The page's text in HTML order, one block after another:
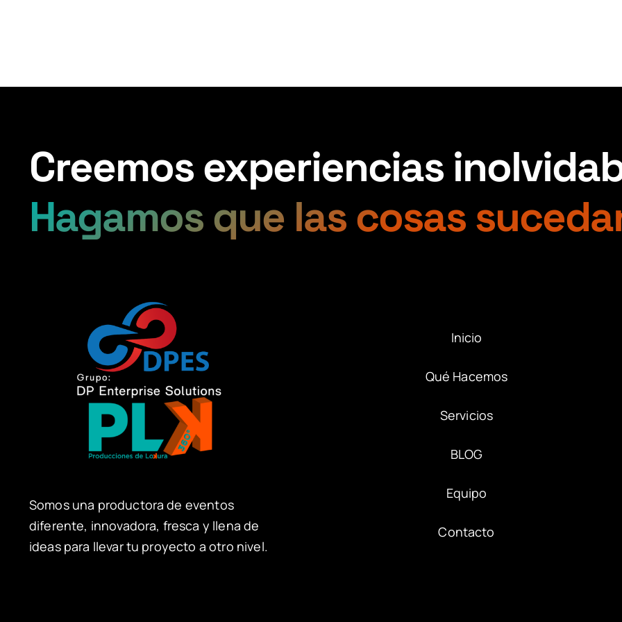
Creemos experiencias
Hagamos que las cosas
Somos una productora de eventos
diferente, innovadora, fresca y llena de
ideas para llevar tu proyecto a otro nivel.
Inicio
Qué Hacemos
Servicios
BLOG
Equipo
Contacto